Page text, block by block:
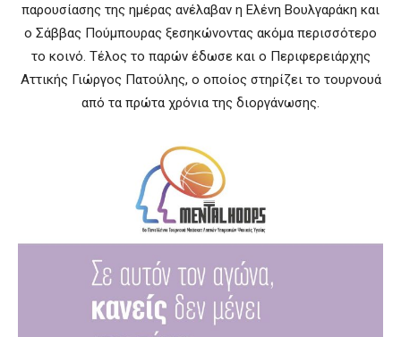
παρουσίασης της ημέρας ανέλαβαν η Ελένη Βουλγαράκη και
ο Σάββας Πούμπουρας ξεσηκώνοντας ακόμα περισσότερο
το κοινό. Τέλος το παρών έδωσε και ο Περιφερειάρχης
Αττικής Γιώργος Πατούλης, ο οποίος στηρίζει το τουρνουά
από τα πρώτα χρόνια της διοργάνωσης.